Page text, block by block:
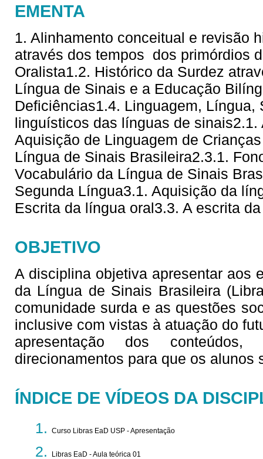
EMENTA
1. Alinhamento conceitual e revisão
através dos tempos  dos primórdios
Oralista1.2. Histórico da Surdez
Língua de Sinais e a Educação
Deficiências1.4. Linguagem,
linguísticos das línguas de
Aquisição de Linguagem de
Língua de Sinais Brasileira2.3.1.
Vocabulário da Língua de Sinais
Segunda Língua3.1. Aquisição da
Escrita da língua oral3.3. A escrita
OBJETIVO
A disciplina objetiva apresentar aos
da Língua de Sinais Brasileira
comunidade surda e as questões
inclusive com vistas à atuação do
apresentação dos
direcionamentos para que os alunos
ÍNDICE DE VÍDEOS DA
Curso Libras EaD USP - Apresentação
Libras EaD - Aula teórica 01